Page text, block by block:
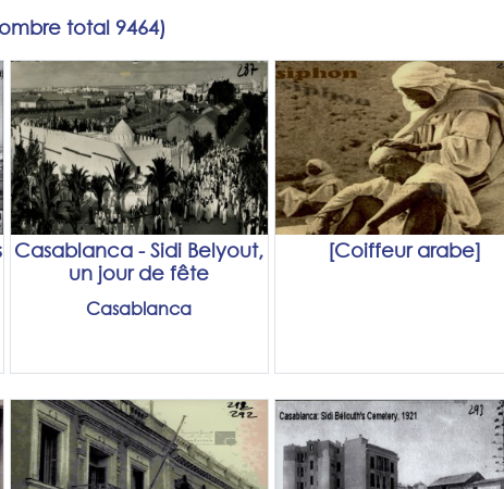
total 9464)
Casablanca - Sidi Belyout,
un jour de fête
Casablanca
[Coiffeur arabe]